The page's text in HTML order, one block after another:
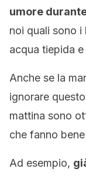
umore
noi quali sono
acqua tiepida
Anche se la
ignorare
mattina sono
che fanno
Ad esempio,